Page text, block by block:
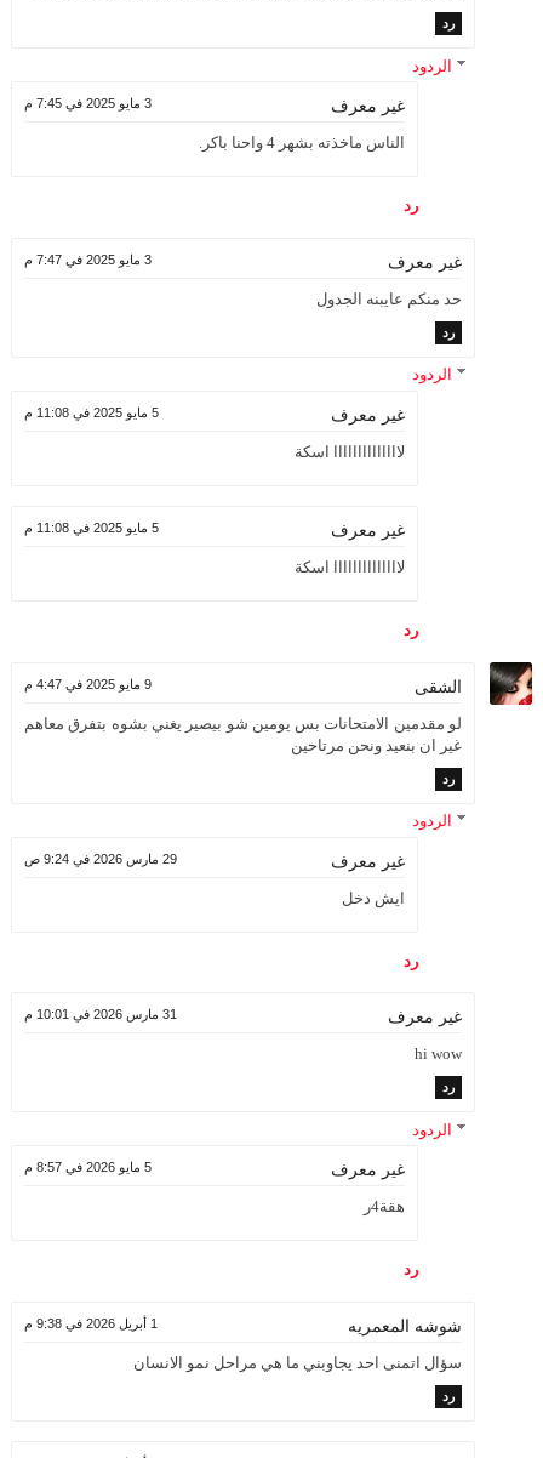
رد
الردود
غير معرف 3 مايو 2025 في 7:45 م
الناس ماخذته بشهر 4 واحنا باكر.
رد
غير معرف 3 مايو 2025 في 7:47 م
حد منكم عايبنه الجدول
رد
الردود
غير معرف 5 مايو 2025 في 11:08 م
لاااااااااااااا اسكة
غير معرف 5 مايو 2025 في 11:08 م
لاااااااااااااا اسكة
رد
الشقى 9 مايو 2025 في 4:47 م
لو مقدمين الامتحانات بس يومين شو بيصير يغني بشوه بتفرق معاهم
غير ان بنعيد ونحن مرتاحين
رد
الردود
غير معرف 29 مارس 2026 في 9:24 ص
ايش دخل
رد
غير معرف 31 مارس 2026 في 10:01 م
hi wow
رد
الردود
غير معرف 5 مايو 2026 في 8:57 م
هقة4ر
رد
شوشه المعمريه 1 أبريل 2026 في 9:38 م
سؤال اتمنى احد يجاوبني ما هي مراحل نمو الانسان
رد